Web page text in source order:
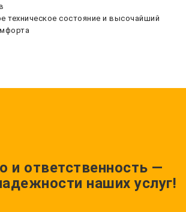
техническое состояние и высочайший
и ответственность —
наших услуг!